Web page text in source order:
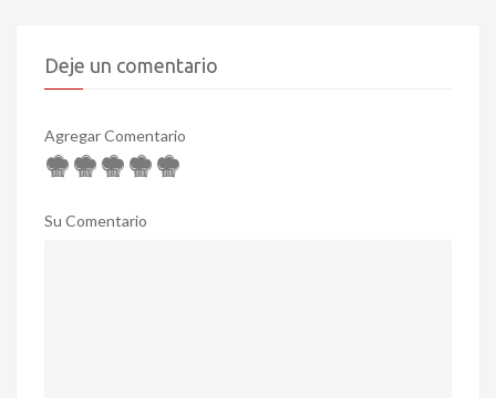
Deje un comentario
Agregar Comentario
Su Comentario